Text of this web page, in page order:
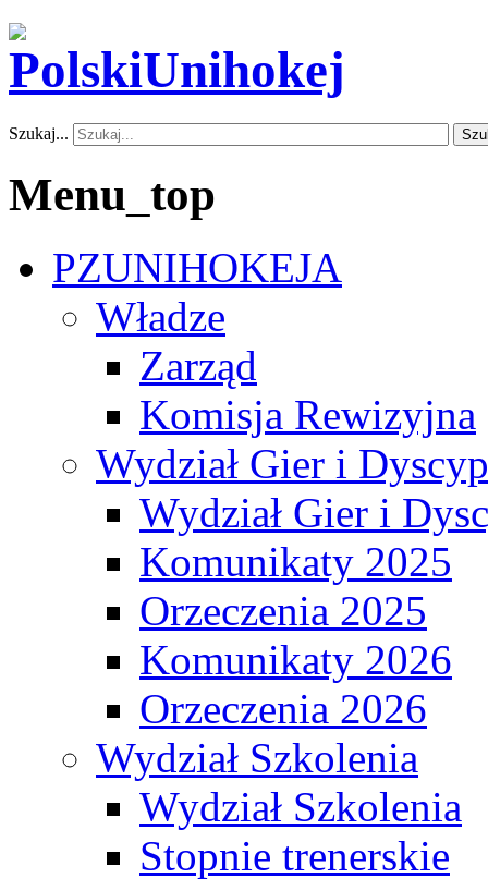
Szukaj...
Menu_top
PZUNIHOKEJA
Władze
Zarząd
Komisja Rewizyjna
Wydział Gier i
Wydział Gier i
Komunikaty 2025
Orzeczenia 2025
Komunikaty 2026
Orzeczenia 2026
Wydział Szkolenia
Wydział Szkolenia
Stopnie trenerskie